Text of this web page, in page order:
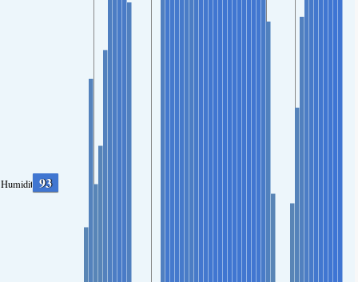
Humidity 93